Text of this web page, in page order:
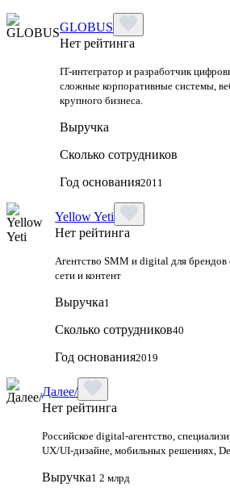
GLOBUS
Нет рейтинга
IT-интегратор и разработчик
сложные корпоративные системы,
крупного бизнеса.
Выручка
Сколько сотрудников
Год основания2011
Yellow Yeti
Нет рейтинга
Агентство SMM и digital для
сети и контент
Выручка1
Сколько сотрудников40
Год основания2019
Далее/
Нет рейтинга
Российское digital-агентство,
UX/UI-дизайне, мобильных решениях,
Выручка1 2 млрд